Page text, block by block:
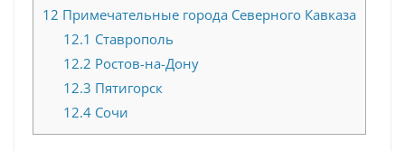
12 Примечательные города Северного Кавказа
12.1 Ставрополь
12.2 Ростов-на-Дону
12.3 Пятигорск
12.4Сочи